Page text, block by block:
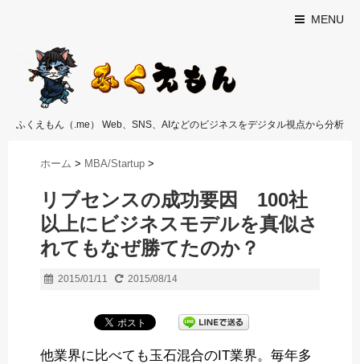
MENU
ふくえもん（.me） Web、SNS、AIなどのビジネスをデジタル視点から分析
ホーム > MBA/Startup >
リブセンスの成功要因 100社
以上にビジネスモデルを真似さ
れてもなぜ勝てたのか？
2015/01/11 2015/08/14
他業界に比べても玉石混合のIT業界。毎年多